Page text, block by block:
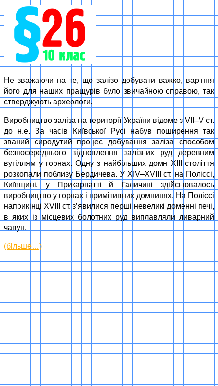
Не зважаючи на те, що залізо добувати важко, варіння
його для наших пращурів було звичайною справою, так
стверджують археологи.
Виробництво заліза на території України відоме з VII–V ст.
до н.е. За часів Київської Русі набув поширення так
званий сиродутий процес добування заліза способом
безпосереднього відновлення залізних руд деревним
вугіллям у горнах. Одну з найбільших домн XIII століття
розкопали поблизу Бердичева. У XIV–XVIII ст. на Поліссі,
Київщині, у Прикарпатті й Галичині здійснювалось
виробництво у горнах і примітивних домницях. На Поліссі
наприкінці XVIII ст. з’явилися перші невеликі доменні печі,
в яких із місцевих болотних руд виплавляли ливарний
чавун.
(більше…)